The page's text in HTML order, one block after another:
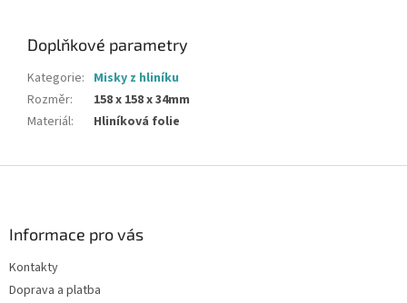
Doplňkové parametry
Kategorie: Misky z hliníku
Rozměr:
158 x 158 x 34mm
Materiál: Hliníková folie
Informace pro vás
Kontakty
Doprava a platba